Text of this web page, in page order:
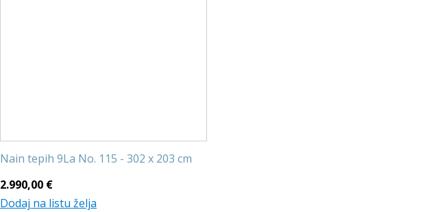
Nain tepih 9La No. 115 - 302 x 203 cm
2.990,00 €
Dodaj na listu želja